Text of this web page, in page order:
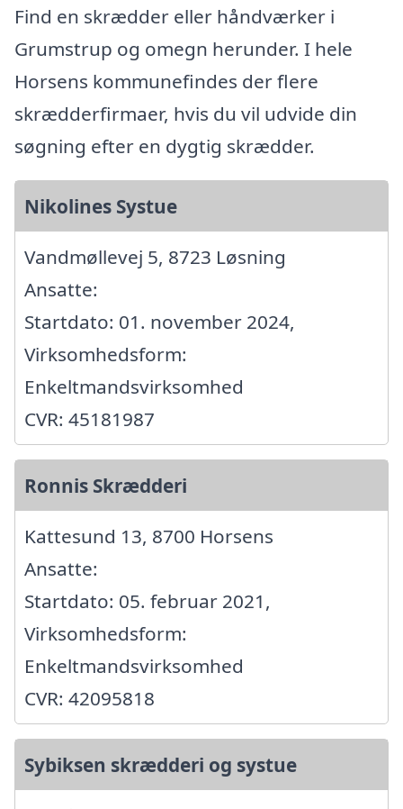
Find en skrædder eller håndværker i
Grumstrup og omegn herunder. I hele
Horsens kommunefindes der flere
skrædderfirmaer, hvis du vil udvide din
søgning efter en dygtig skrædder.
Nikolines Systue
Vandmøllevej 5, 8723 Løsning
Ansatte:
Startdato: 01. november 2024,
Virksomhedsform:
Enkeltmandsvirksomhed
CVR: 45181987
Ronnis Skrædderi
Kattesund 13, 8700 Horsens
Ansatte:
Startdato: 05. februar 2021,
Virksomhedsform:
Enkeltmandsvirksomhed
CVR: 42095818
Sybiksen skrædderi og systue